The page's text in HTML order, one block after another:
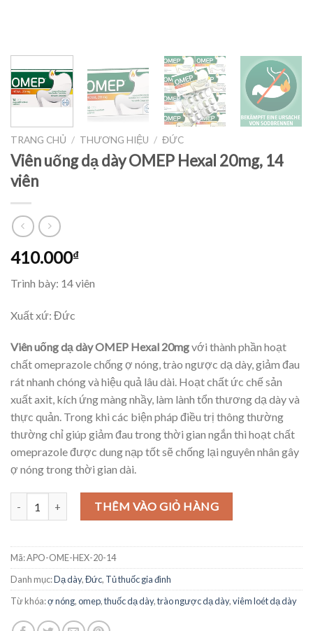
TRANG CHỦ / THƯƠNG HIỆU / ĐỨC
Viên uống dạ dày OMEP Hexal 20mg, 14
viên
410.000₫
Trình bày: 14 viên
Xuất xứ: Đức
Viên uống dạ dày OMEP Hexal 20mgvới thành phần hoạt
chất omeprazole chống ợ nóng, trào ngược dạ dày, giảm đau
rát nhanh chóng và hiệu quả lâu dài. Hoạt chất ức chế sản
xuất axit, kích ứng màng nhầy, làm lành tổn thương dạ dày và
thực quản. Trong khi các biện pháp điều trị thông thường
thường chỉ giúp giảm đau trong thời gian ngắn thì hoạt chất
omeprazole được dung nạp tốt sẽ chống lại nguyên nhân gây
ợ nóng trong thời gian dài.
Viên uống dạ dày OMEP Hexal 20mg, 14 viên số lượng
THÊM VÀO GIỎ HÀNG
Mã:APO-OME-HEX-20-14
Danh mục:Dạ dày,Đức, Tủ thuốc gia đình
Từ khóa:ợ nóng,omep,thuốc dạ dày,trào ngược dạ dày,viêm loét dạ dày